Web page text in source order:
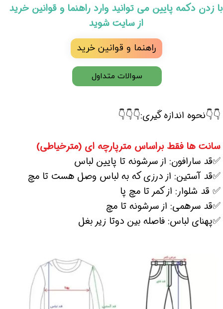
​​با زدن دکمه پایین می توانید وارد راهنما و قوانین خرید
از سایت شوید
راهنما و قوانین خرید
👇👇نحوه اندازه گیری:👇👇👇
سانت ها فقط براساس مترپارچه ای (مترخیاطی)
✅قد سارافون: از سرشونه تا پایین لباس
✅قد آستین: از درزی که به لباس وصل هست تا مچ
✅ قد شلوار: از کمر تا مچ پا
✅قد سرهمی: از سرشونه تا مچ
✅پهنای لباس: فاصله بین دوتا زیر بغل
سوالات متداول